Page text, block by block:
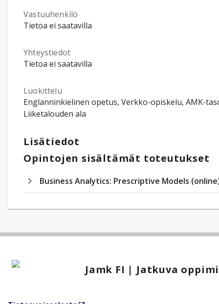
Vastuuhenkilö
Tietoa ei saatavilla
Yhteystiedot
Tietoa ei saatavilla
Luokittelu
Englanninkielinen opetus, Verkko-opiskelu, AMK-
Liiketalouden ala
Lisätiedot
Opintojen sisältämät toteutukset
Business Analytics: Prescriptive Models
Jamk FI | Jatkuva